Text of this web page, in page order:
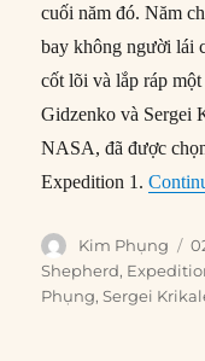
cuối năm đó. Năm
bay không người lái
cốt lõi và lắp ráp
Gidzenko và Sergei
NASA, đã được
Expedition 1.
Author
Kim Phụng
Shepherd,
Phụng,Sergei